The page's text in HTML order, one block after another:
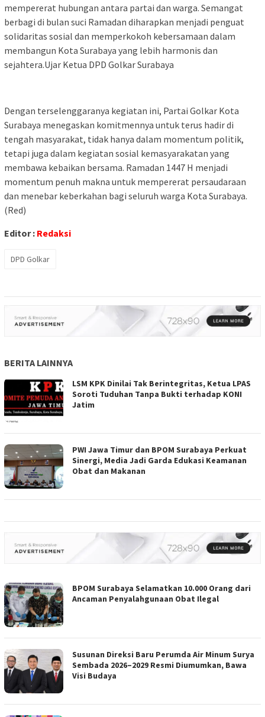
mempererat hubungan antara partai dan warga. Semangat
berbagi di bulan suci Ramadan diharapkan menjadi penguat
solidaritas sosial dan memperkokoh kebersamaan dalam
membangun Kota Surabaya yang lebih harmonis dan
sejahtera.Ujar Ketua DPD Golkar Surabaya
Dengan terselenggaranya kegiatan ini, Partai Golkar Kota
Surabaya menegaskan komitmennya untuk terus hadir di
tengah masyarakat, tidak hanya dalam momentum politik,
tetapi juga dalam kegiatan sosial kemasyarakatan yang
membawa kebaikan bersama. Ramadan 1447 H menjadi
momentum penuh makna untuk mempererat persaudaraan
dan menebar keberkahan bagi seluruh warga Kota Surabaya.
(Red)
Editor : Redaksi
DPD Golkar
BERITA LAINNYA
LSM KPK Dinilai Tak Berintegritas, Ketua LPAS
Soroti Tuduhan Tanpa Bukti terhadap KONI
Jatim
PWI Jawa Timur dan BPOM Surabaya Perkuat
Sinergi, Media Jadi Garda Edukasi Keamanan
Obat dan Makanan
BPOM Surabaya Selamatkan 10.000 Orang dari
Ancaman Penyalahgunaan Obat Ilegal
Susunan Direksi Baru Perumda Air Minum Surya
Sembada 2026–2029 Resmi Diumumkan, Bawa
Visi Budaya